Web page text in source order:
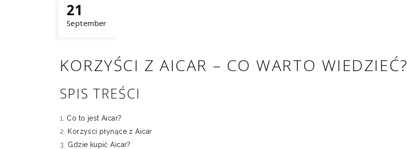
21
September
KORZYŚCI Z AICAR – CO WARTO WIEDZIEĆ?
SPIS TREŚCI
Co to jest Aicar?
Korzyści płynące z Aicar
Gdzie kupić Aicar?